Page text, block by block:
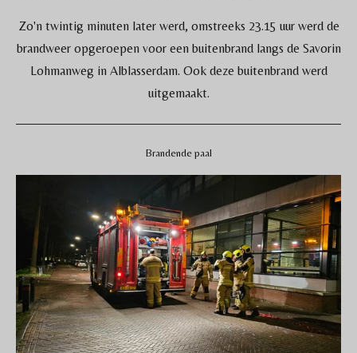
Zo'n twintig minuten later werd, omstreeks 23.15 uur werd de
brandweer opgeroepen voor een buitenbrand langs de Savorin
Lohmanweg in Alblasserdam. Ook deze buitenbrand werd
uitgemaakt.
Brandende paal